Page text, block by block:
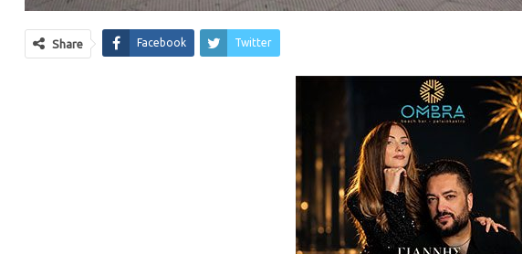
Share Facebook Twitter